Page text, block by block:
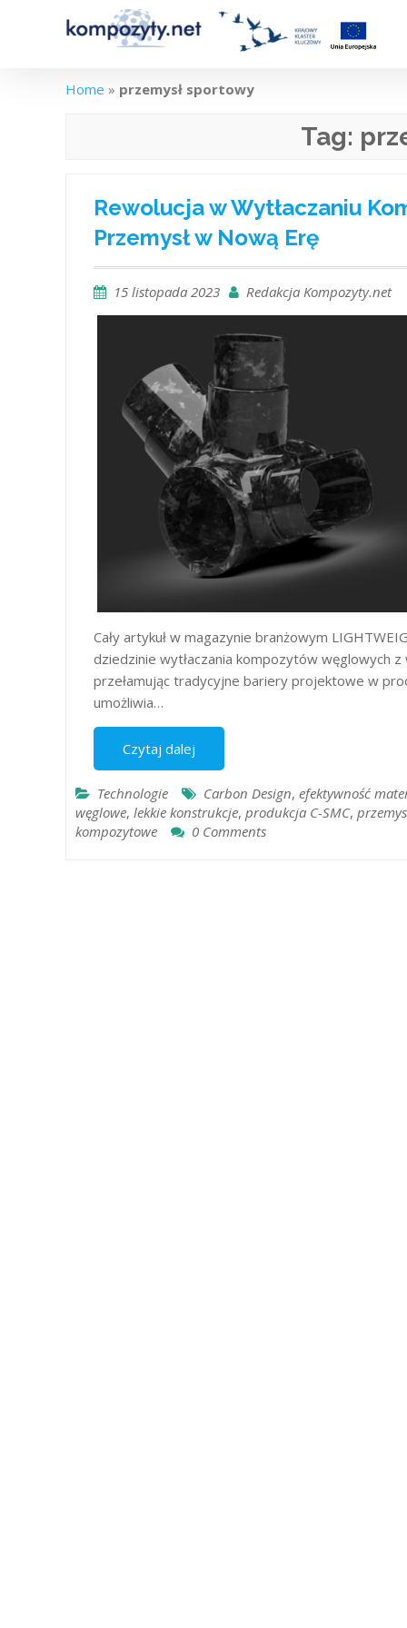
Home » przemysł sportowy
Tag:
Rewolucja w Wytłaczaniu
Przemysł w Nową Erę
15 listopada 2023 Redakcja Kompozyty.net
Cały artykuł w magazynie branżowym
dziedzinie wytłaczania kompozytów węglowych
przełamując tradycyjne bariery projektowe w
umożliwia…
Czytaj dalej
Technologie Carbon Design, efektywność
węglowe, lekkie konstrukcje, produkcja C-SMC,
kompozytowe
0 Comments